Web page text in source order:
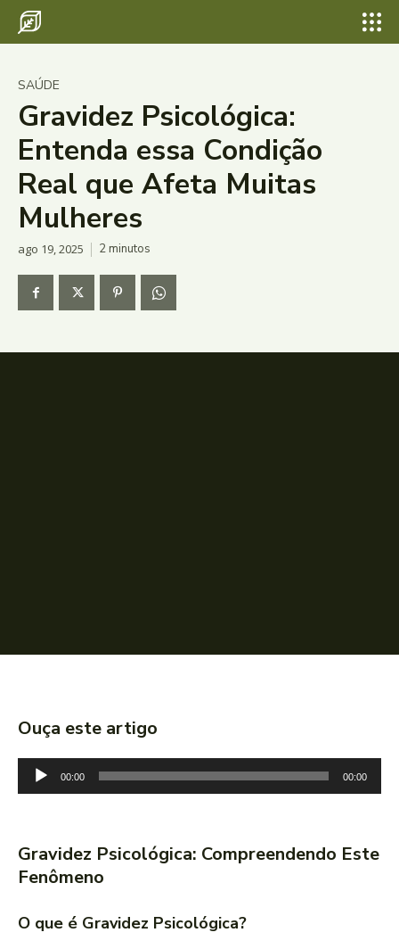
SAÚDE
Gravidez Psicológica:
Entenda essa Condição
Real que Afeta Muitas
Mulheres
ago 19, 2025 2minutos
Ouça este artigo
o
d
o
d
00:00 00:00
Gravidez Psicológica: Compreendendo Este
Fenômeno
O que é Gravidez Psicológica?